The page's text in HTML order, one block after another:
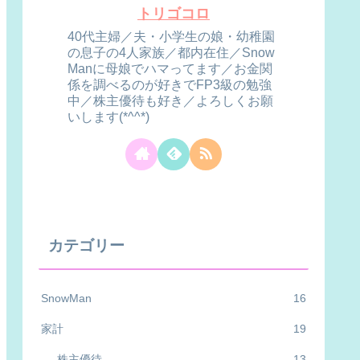
トリゴコロ
40代主婦／夫・小学生の娘・幼稚園
の息子の4人家族／都内在住／Snow
Manに母娘でハマってます／お金関
係を調べるのが好きでFP3級の勉強
中／株主優待も好き／よろしくお願
いします(*^^*)
カテゴリー
SnowMan 16
家計 19